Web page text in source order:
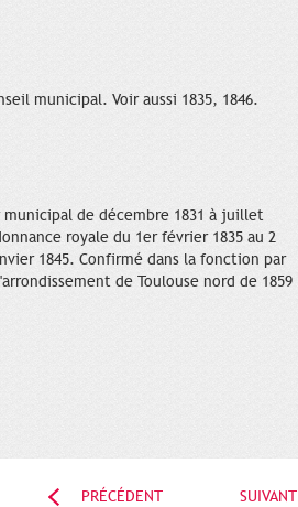
municipal. Voir aussi 1835, 1846.
municipal de décembre 1831 à juillet
royale du 1er février 1835 au 2
1845. Confirmé dans la fonction par
de Toulouse nord de 1859
PRÉCÉDENT SUIVANT